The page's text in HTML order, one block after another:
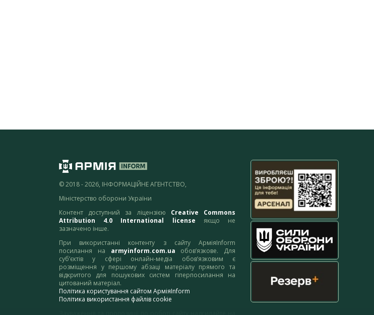
© 2018 - 2026, ІНФОРМАЦІЙНЕ АГЕНТСТВО,
Міністерство оборони України
Контент доступний за ліцензією Creative Commons
Attribution 4.0 International license якщо не
зазначено інше.
При використанні контенту з сайту АрміяInform
посилання на armyinform.com.ua обов’язкове. Для
суб’єктів у сфері онлайн-медіа обов’язковим є
розміщення у першому абзаці матеріалу прямого та
відкритого для пошукових систем гіперпосилання на
цитований матеріал.
Політика користування сайтом АрміяInform
Політика використання файлів cookie